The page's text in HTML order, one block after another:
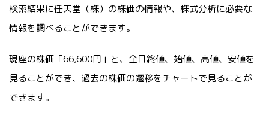
検索結果に任天堂（株）の株価の情報や、株式分析に必要な
情報を調べることができます。
現座の株価「66,600円」と、全日終値、始値、高値、安値を
見ることができ、過去の株価の遷移をチャートで見ることが
できます。